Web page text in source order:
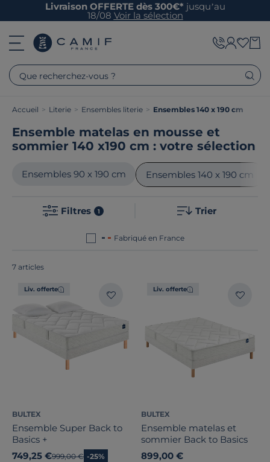
Livraison OFFERTE dès 300€* jusqu’au
18/08 Voir la sélection
Que recherchez-vous ?
Accueil > Literie > Ensembles literie > Ensembles 140 x 190 cm
Ensemble matelas en mousse et
sommier 140 x190 cm : votre sélection
Ensembles 90 x 190 cm Ensembles 140 x 190 cm
Filtres 1 Trier
Fabriqué en France
7 articles
Liv. offerte
BULTEX
Ensemble Super Back to
Basics +
749,25 €Ancien prix
999,00 € -25%
Liv. offerte
BULTEX
Ensemble matelas et
sommier Back to Basics
899,00 €
Epaisseur matelas
Soutien
Nature du garnissage